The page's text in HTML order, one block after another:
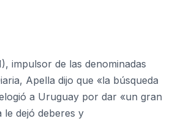
impulsor de las denominadas
Apella dijo que «la búsqueda
a Uruguay por dar «un gran
dejó deberes y